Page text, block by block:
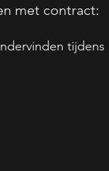
met contract: